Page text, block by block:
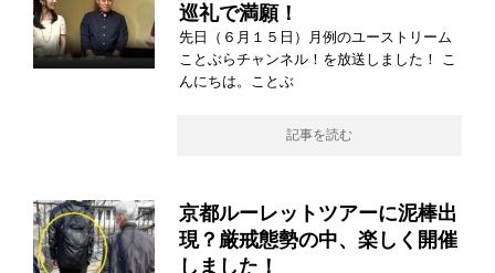
巡礼で満願！
先日（６月１５日）月例のユーストリーム
ことぶらチャンネル！を放送しました！ こ
んにちは。ことぶ
記事を読む
京都ルーレットツアーに泥棒出
現？厳戒態勢の中、楽しく開催
しました！